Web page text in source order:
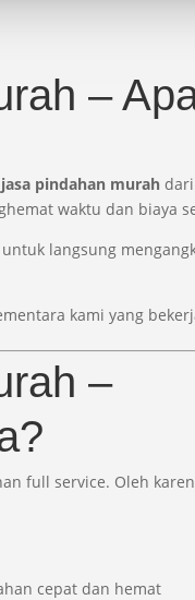
–
jasa pindahan murah
waktu dan biaya
langsung
kami yang
–
full service. Oleh
cepat dan hemat